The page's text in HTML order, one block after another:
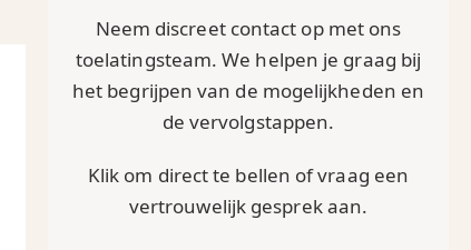
Neem discreet contact op met ons
toelatingsteam. We helpen je graag bij
het begrijpen van de mogelijkheden en
de vervolgstappen.
Klik om direct te bellen of vraag een
vertrouwelijk gesprek aan.